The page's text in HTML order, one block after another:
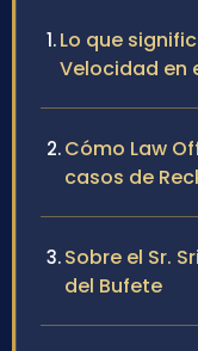
Lo que
Velocidad en
Cómo Law
casos de
Sobre el Sr.
del Bufete